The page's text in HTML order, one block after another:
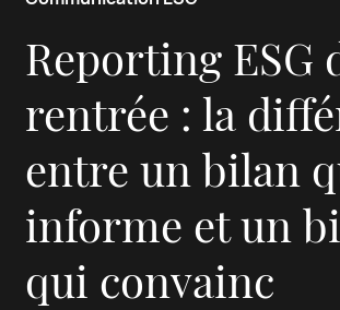
Reporting ESG
rentrée : la
entre un bilan
informe et un
qui convainc